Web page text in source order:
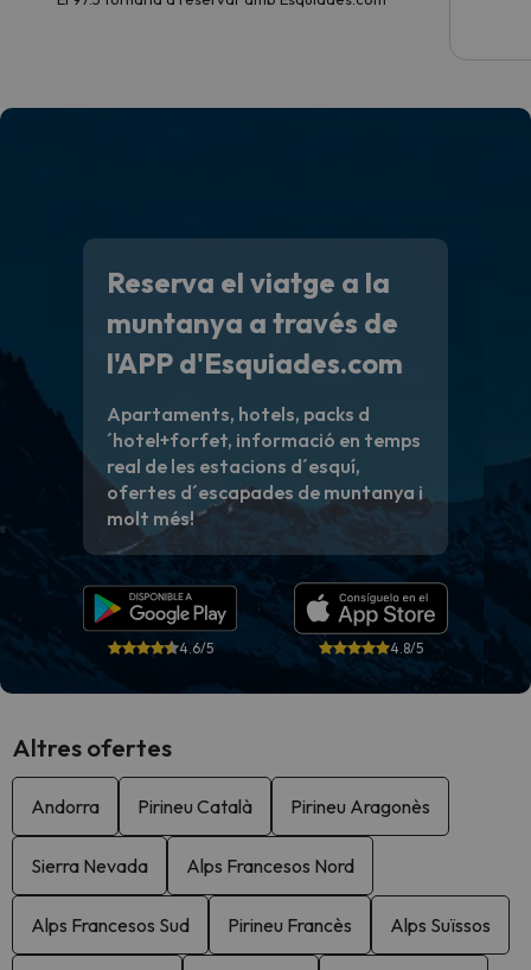
Reserva el viatge a la
muntanya a través de
l'APP d'Esquiades.com
Apartaments, hotels, packs d
´hotel+forfet, informació en temps
real de les estacions d´esquí,
ofertes d´escapades de muntanya i
molt més!
4.6/5 4.8/5
Altres ofertes
Andorra Pirineu Català Pirineu Aragonès
Sierra Nevada Alps Francesos Nord
Alps Francesos Sud Pirineu Francès Alps Suïssos